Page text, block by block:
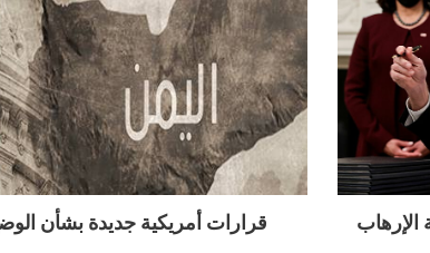
الإرهاب قرارات أمريكية جديدة بشأن